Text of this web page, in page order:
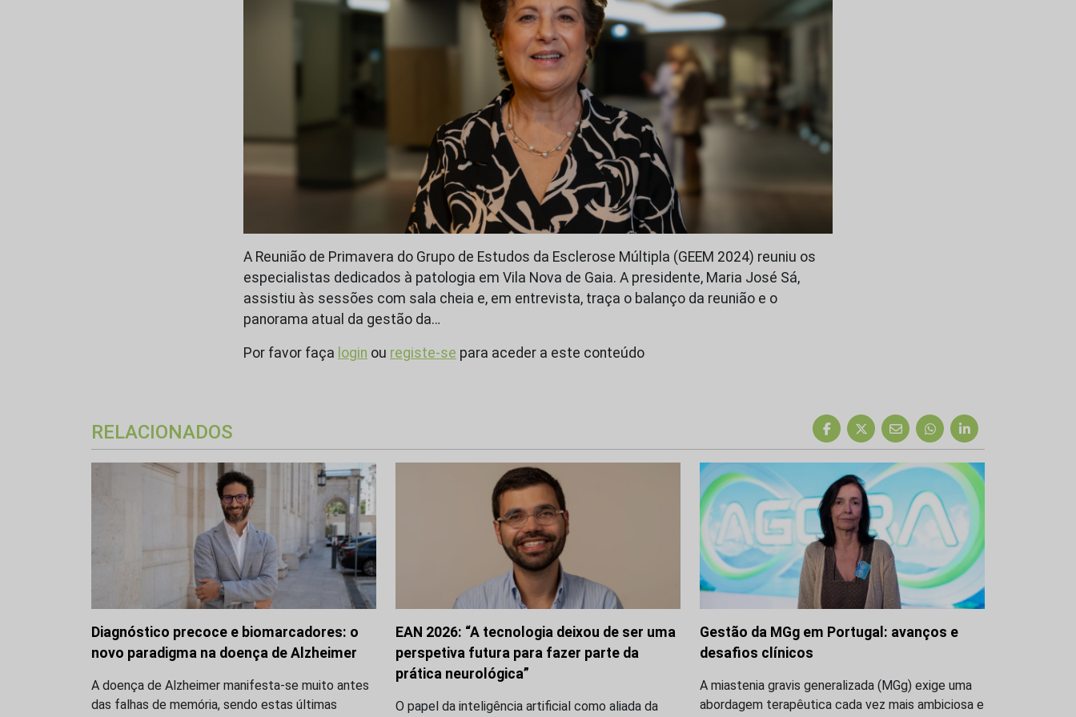
A Reunião de Primavera do Grupo de Estudos da Esclerose Múltipla (GEEM 2024) reuniu os
especialistas dedicados à patologia em Vila Nova de Gaia. A presidente, Maria José Sá,
assistiu às sessões com sala cheia e, em entrevista, traça o balanço da reunião e o
panorama atual da gestão da…
Por favor faça login ou registe-se para aceder a este conteúdo
RELACIONADOS
Diagnóstico precoce e biomarcadores: o
novo paradigma na doença de Alzheimer
A doença de Alzheimer manifesta-se muito antes
das falhas de memória, sendo estas últimas
EAN 2026: “A tecnologia deixou de ser uma
perspetiva futura para fazer parte da
prática neurológica”
O papel da inteligência artificial como aliada da
Gestão da MGg em Portugal: avanços e
desafios clínicos
A miastenia gravis generalizada (MGg) exige uma
abordagem terapêutica cada vez mais ambiciosa e